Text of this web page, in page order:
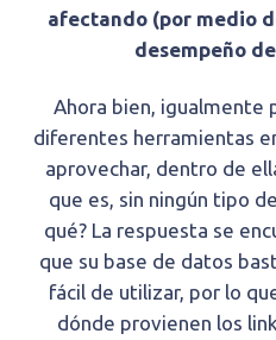
afectando (por medio
desempeño
Ahora bien, igualmente
diferentes herramientas
aprovechar, dentro de
que es, sin ningún tipo
qué? La respuesta se
que su base de datos
fácil de utilizar, por lo
dónde provienen los